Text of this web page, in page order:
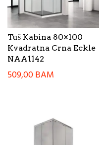
Tuš Kabina 80×100
Kvadratna Crna Eckle
NAA1142
509,00BAM